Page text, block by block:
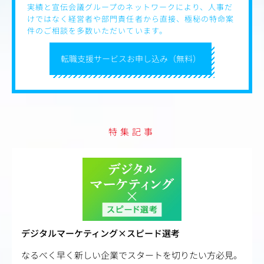
転職支援サービスお申し込み（無料）
実績と宣伝会議グループのネットワークにより、人事だ
けではなく経営者や部門責任者から直接、極秘の特命案
件のご相談を多数いただいています。
特集記事
デジタルマーケティング×スピード選考
なるべく早く新しい企業でスタートを切りたい方必見。